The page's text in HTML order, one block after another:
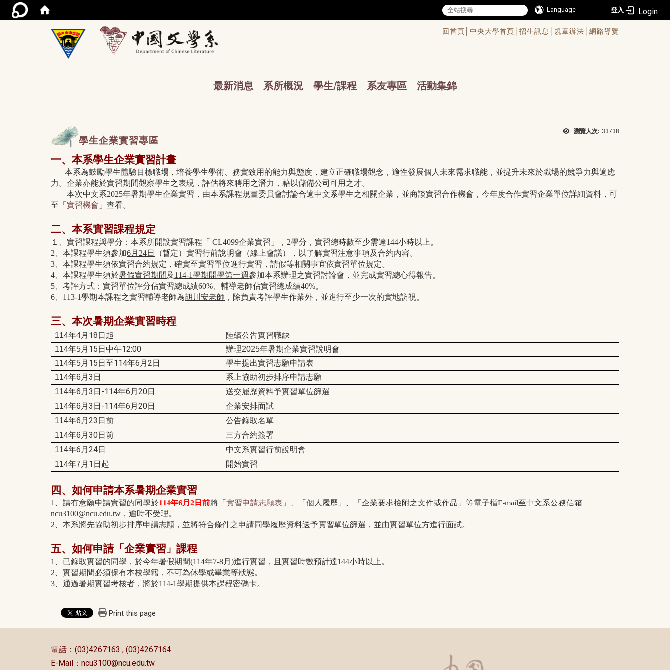
Language 登入
回首頁│ 中央大學首頁│ 招生訊息│ 規章辦法│ 網路導覽
最新消息 系所概況 學生/課程 系友專區 活動集錦
瀏覽人次: 33738
學生企業實習專區
一、本系學生企業實習計畫
本系為鼓勵學生體驗目標職場，培養學生學術、務實致用的能力與態度，建立正確職場觀念，適性發展個人未來需求職能，並提升未來於職場的競爭力與適應
力。企業亦能於實習期間觀察學生之表現，評估將來聘用之潛力，藉以儲備公司可用之才。
本次中文系2025年暑期學生企業實習，由本系課程規畫委員會討論合適中文系學生之相關企業，並商談實習合作機會，今年度合作實習企業單位詳細資料，可
至「 實習機會 」查看。
二、本系實習課程規定
１、實習課程與學分：本系所開設實習課程「 CL4099企業實習」，2學分，實習總時數至少需達144小時以上。
2、本課程學生須參加6月24日
（暫定）實習行前說明會（線上會議），以了解實習注意事項及合約內容。
3、本課程學生須依實習合約規定，確實至實習單位進行實習，請假等相關事宜依實習單位規定。
4、本課程學生須於暑假實習期間 及 114-1學期開學第一週參加本系辦理之實習討論會，並完成實習總心得報告。
5、考評方式：實習單位評分佔實習總成績60%、輔導老師佔實習總成績40%。
6、113-1學期本課程之實習輔導老師為胡川安老師 ，除負責考評學生作業外，並進行至少一次的實地訪視。
三、本次暑期企業實習時程
114年4月18日起
陸續公告實習職缺
114年5月15日中午12:00 辦理2025年暑期企業實習說明會
114年5月15日至114年6月2日
學生提出實習志願申請表
114年6月3日
系上協助初步排序申請志願
114年6月3日-114年6月20日
送交履歷資料予實習單位篩選
114年6月3日-114年6月20日
企業安排面試
114年6月23日前
公告錄取名單
114年6月30日前
三方合約簽署
114年6月24日
中文系實習行前說明會
114年7月1日起 開始實習
四、如何申請本系暑期企業實習
1、請有意願申請實習的同學於114年6月2日前將「 實習申請志願表 」、「個人履歷」、「企業要求檢附之文件或作品」等電子檔E-mail至中文系公務信箱
ncu3100@ncu.edu.tw，逾時不受理。
2、本系將先協助初步排序申請志願，並將符合條件之申請同學履歷資料送予實習單位篩選，並由實習單位方進行面試。
五、如何申請「企業實習」課程
1、已錄取實習的同學，於今年暑假期間(114年7-8月)進行實習，且實習時數預計達144小時以上。
2、實習期間必須保有本校學籍，不可為休學或畢業等狀態。
3、通過暑期實習考核者，將於114-1學期提供本課程密碼卡。
Print this page
電話：(03)4267163 , (03)4267164
E-Mail： ncu3100@ncu.edu.tw